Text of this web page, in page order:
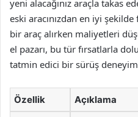
yeni alacağınız araçla takas
eski aracınızdan en iyi
bir araç alırken maliyetleri
el pazarı, bu tür fırsatlarla
tatmin edici bir sürüş
Özellik Açıklama